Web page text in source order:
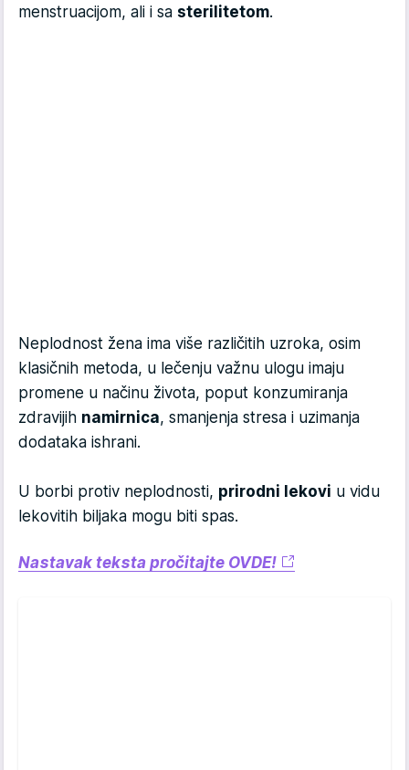
menstruacijom, ali i sa sterilitetom.
Neplodnost žena ima više različitih uzroka, osim
klasičnih metoda, u lečenju važnu ulogu imaju
promene u načinu života, poput konzumiranja
zdravijih namirnica, smanjenja stresa i uzimanja
dodataka ishrani.
U borbi protiv neplodnosti, prirodni lekovi u vidu
lekovitih biljaka mogu biti spas.
Nastavak teksta pročitajte OVDE!